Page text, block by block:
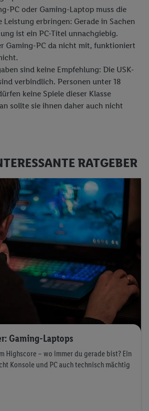
PC oder Gaming-Laptop muss die
Leistung erbringen: Gerade in Sachen
ist ein PC-Titel unnachgiebig.
Gaming-PC da nicht mit, funktioniert
sind keine Empfehlung: Die USK-
verbindlich. Personen unter 18
keine Spiele dieser Klasse
sollte sie ihnen daher auch nicht
RATGEBER
Gaming-Laptops
Highscore – wo immer du gerade bist? Ein
Konsole und PC auch technisch mächtig